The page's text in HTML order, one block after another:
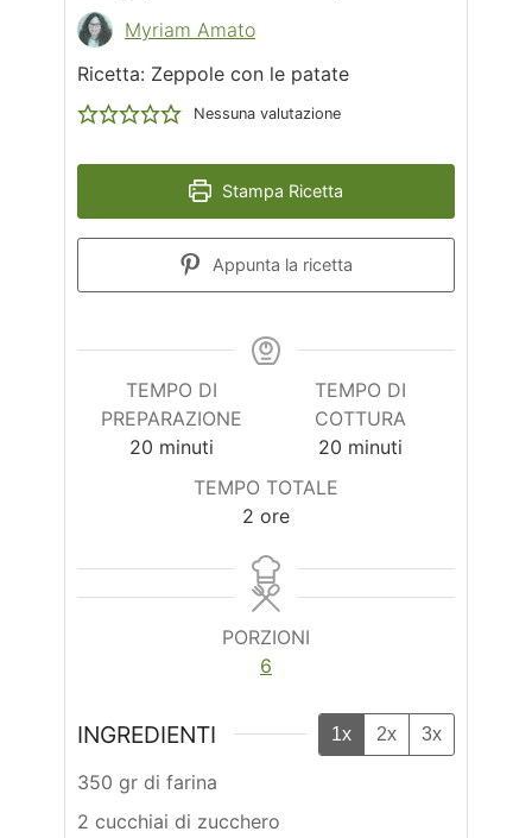
Myriam Amato
Ricetta: Zeppole con le patate
Nessuna valutazione
Stampa Ricetta
Appunta la ricetta
TEMPO DI
PREPARAZIONE
20 minuti
minuti
TEMPO DI
COTTURA
20 minuti
minuti
TEMPO TOTALE
2 ore
ore
PORZIONI
6
INGREDIENTI 1x 2x 3x
350 gr di farina
2 cucchiai di zucchero